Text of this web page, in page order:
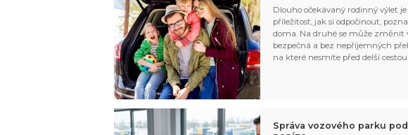
Dlouho očekávaný rodinný výlet
příležitost, jak si odpočinout,
doma. Na druhé se může změnit
bezpečná a bez nepříjemných
na které nesmíte před delší
Správa vozového parku